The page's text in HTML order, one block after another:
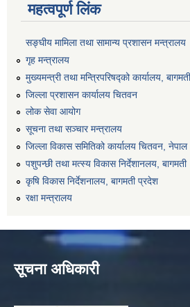
महत्वपूर्ण लिंक
सङ्‍घीय मामिला तथा सामान्य प्रशासन मन्त्रालय
गृह मन्त्रालय
मुख्यमन्त्री तथा मन्त्रिपरिषद्को कार्यालय,
जिल्ला प्रशासन कार्यालय चितवन
लोक सेवा आयोग
सूचना तथा सञ्चार मन्त्रालय
जिल्ला विकास समितिको कार्यालय चितवन, नेपाल
पशुपन्छी तथा मत्स्य विकास निर्देशानलय, बागमती
कृषि विकास निर्देशनालय, बागमती प्रदेश
रक्षा मन्त्रालय
सूचना अधिकारी